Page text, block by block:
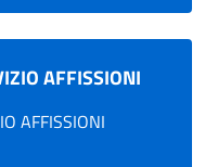
AFFISSIONI
AFFISSIONI